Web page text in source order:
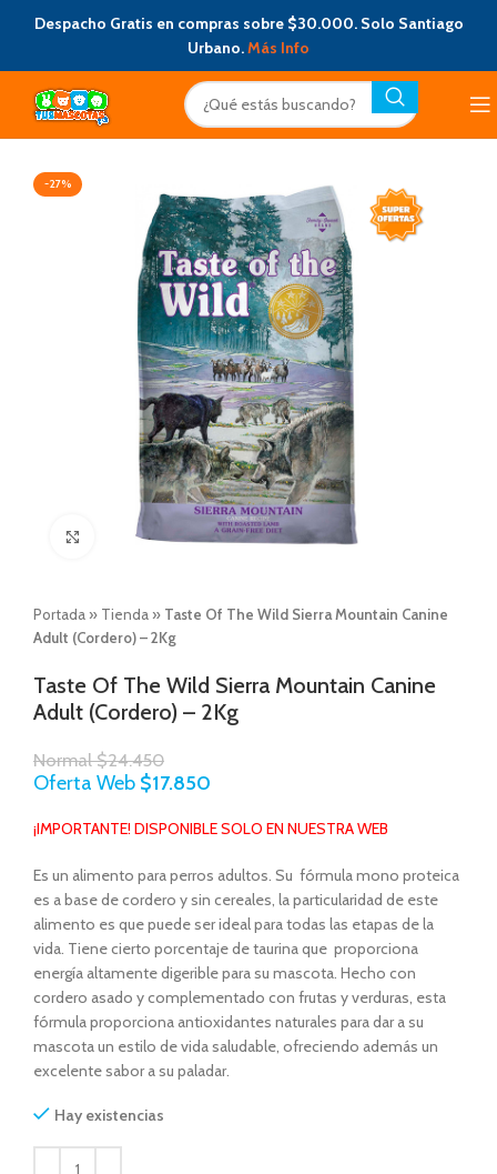
Despacho Gratis en compras sobre $30.000. Solo Santiago
Urbano.Más Info
-27%
Click to enlarge
Portada » Tienda » Taste Of The Wild Sierra Mountain Canine
Adult (Cordero) – 2Kg
Taste Of The Wild Sierra Mountain Canine
Adult (Cordero) – 2Kg
Normal$24.450
Oferta Web $17.850
¡IMPORTANTE! DISPONIBLE SOLO EN NUESTRA WEB
Es un alimento para perros adultos. Su fórmula mono proteica
es a base de cordero y sin cereales, la particularidad de este
alimento es que puede ser ideal para todas las etapas de la
vida. Tiene cierto porcentaje de taurina que proporciona
energía altamente digerible para su mascota. Hecho con
cordero asado y complementado con frutas y verduras, esta
fórmula proporciona antioxidantes naturales para dar a su
mascota un estilo de vida saludable, ofreciendo además un
excelente sabor a su paladar.
Hay existencias